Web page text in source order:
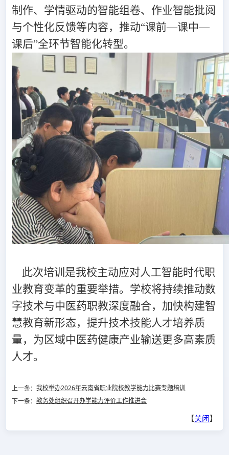
制作、学情驱动的智能组卷、作业智能批阅
与个性化反馈等内容，推动“课前—课中—
课后”全环节智能化转型。
此次培训是我校主动应对人工智能时代职
业教育变革的重要举措。学校将持续推动数
字技术与中医药职教深度融合，加快构建智
慧教育新形态，提升技术技能人才培养质
量，为区域中医药健康产业输送更多高素质
人才。
上一条： 我校举办2026年云南省职业院校教学能力比赛专题培训
下一条： 教务处组织召开办学能力评价工作推进会
【关闭】